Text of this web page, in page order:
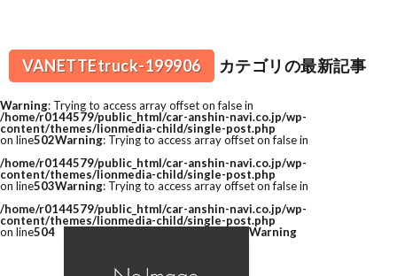
VANETTEtruck-199906 カテゴリの最新記事
Warning: Trying to access array offset on false in
/home/r0144579/public_html/car-anshin-navi.co.jp/wp-
content/themes/lionmedia-child/single-post.php
on line502Warning: Trying to access array offset on false in
/home/r0144579/public_html/car-anshin-navi.co.jp/wp-
content/themes/lionmedia-child/single-post.php
on line503Warning: Trying to access array offset on false in
/home/r0144579/public_html/car-anshin-navi.co.jp/wp-
content/themes/lionmedia-child/single-post.php
on line504 Warning